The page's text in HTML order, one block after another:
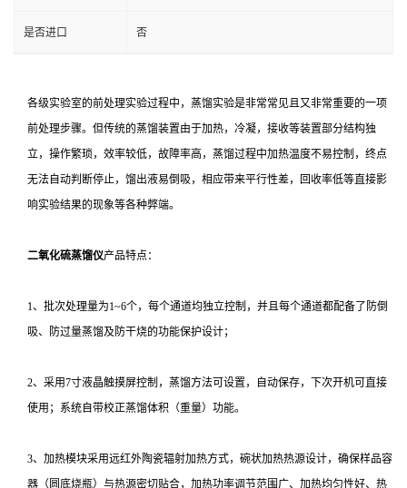
是否进口 否
各级实验室的前处理实验过程中，蒸馏实验是非常常见且又非常重要的一项
前处理步骤。但传统的蒸馏装置由于加热，冷凝，接收等装置部分结构独
立，操作繁琐，效率较低，故障率高，蒸馏过程中加热温度不易控制，终点
无法自动判断停止，馏出液易倒吸，相应带来平行性差，回收率低等直接影
响实验结果的现象等各种弊端。
二氧化硫蒸馏仪产品特点：
1、批次处理量为1~6个，每个通道均独立控制，并且每个通道都配备了防倒
吸、防过量蒸馏及防干烧的功能保护设计；
2、采用7寸液晶触摸屏控制，蒸馏方法可设置，自动保存，下次开机可直接
使用；系统自带校正蒸馏体积（重量）功能。
3、加热模块采用远红外陶瓷辐射加热方式，碗状加热热源设计，确保样品容
器（圆底烧瓶）与热源密切贴合，加热功率调节范围广、加热均匀性好、热